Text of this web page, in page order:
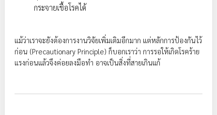
กระจายเชื้อโรคได้
แม้ว่าเราจะยังต้องการงานวิจัยเพิ่มเติมอีกมาก แต่หลักการป้องกันไว้
ก่อน (Precautionary Principle) ก็บอกเราว่า การรอให้เกิดโรคร้าย
แรงก่อนแล้วจึงค่อยลงมือทำ อาจเป็นสิ่งที่สายเกินแก้